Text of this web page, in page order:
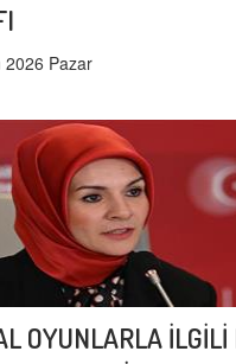
2026 Pazar
OYUNLARLA İLGİLİ